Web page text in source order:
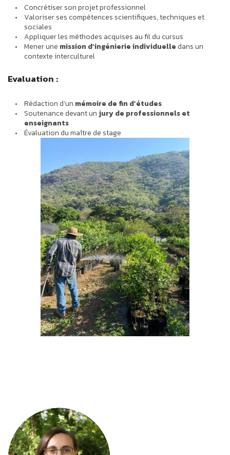
Concrétiser son projet professionnel
Valoriser ses compétences scientifiques, techniques et
sociales
Appliquer les méthodes acquises au fil du cursus
Mener une mission d’ingénierie individuelledans un
contexte interculturel
Evaluation :
Rédaction d’un mémoire de fin d’études
Soutenance devant un jury de professionnels et
enseignants
Évaluation du maître de stage